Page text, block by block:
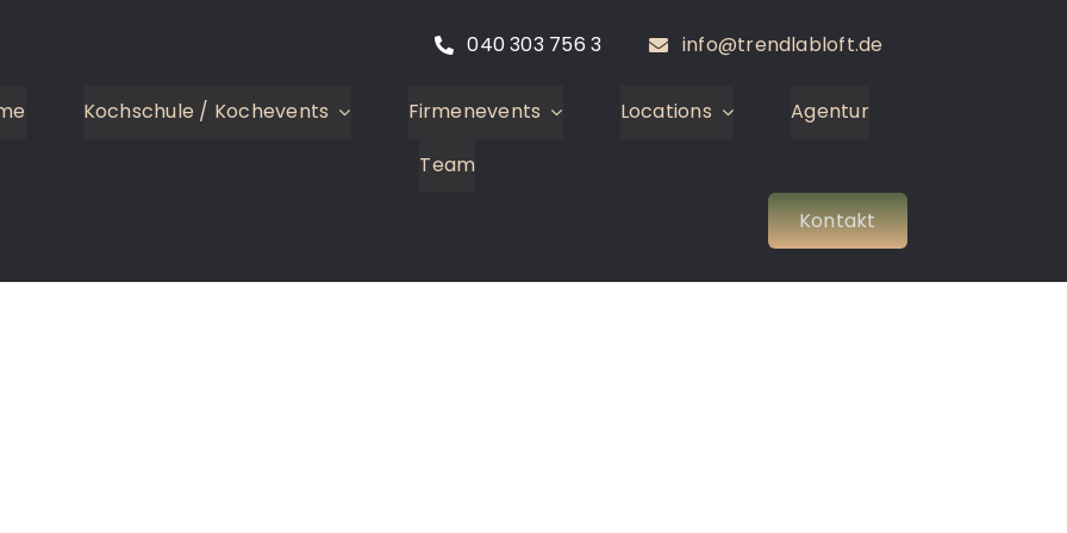
040 303 756 3 info@trendlabloft.de
Kochschule / Kochevents Firmenevents Locations
Agentur
Team
Kontakt